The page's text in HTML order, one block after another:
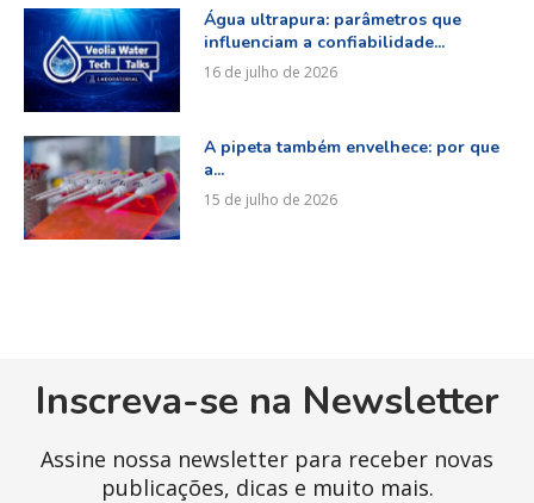
Água ultrapura: parâmetros que
influenciam a confiabilidade...
16 de julho de 2026
A pipeta também envelhece: por que
a...
15 de julho de 2026
Inscreva-se na Newsletter
Assine nossa newsletter para receber novas
publicações, dicas e muito mais.